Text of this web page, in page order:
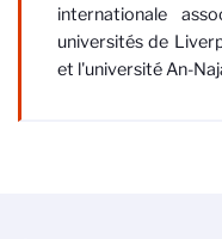
internationale
universités de
et l'université An-